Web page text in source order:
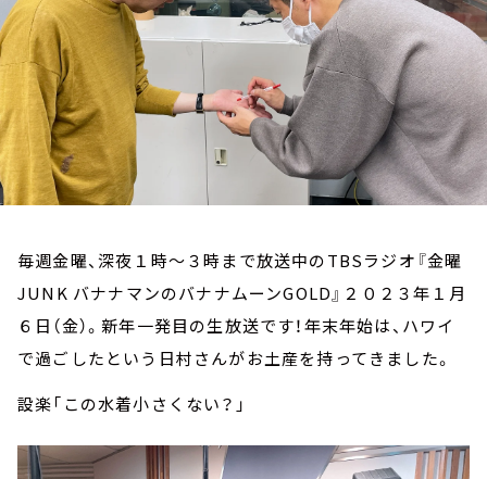
毎週金曜、深夜１時～３時まで放送中のTBSラジオ『金曜
JUNK バナナマンのバナナムーンGOLD』２０２３年１月
６日（金）。新年一発目の生放送です！年末年始は、ハワイ
で過ごしたという日村さんがお土産を持ってきました。
設楽「この水着小さくない？」